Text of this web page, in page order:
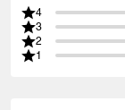
4
3
2
1